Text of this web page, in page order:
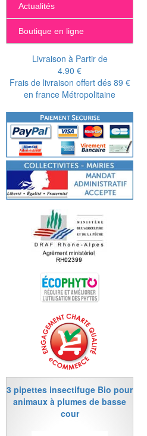
Actualités
Boutique en ligne
Livraison à Partir de
4.90 €
Frais de livraison offert dés 89 €
en france Métropolitaine
3 pipettes insectifuge Bio pour
animaux à plumes de basse
cour